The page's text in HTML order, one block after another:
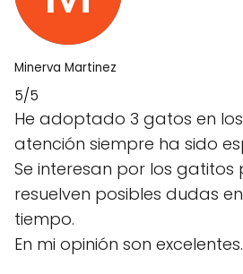
Minerva Martinez
5/5
He adoptado 3 gatos en
atención siempre ha sido
Se interesan por los
resuelven posibles dudas
tiempo.
En mi opinión son excelentes.